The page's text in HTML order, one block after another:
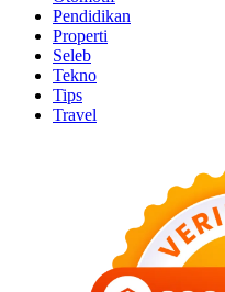
Pendidikan
Properti
Seleb
Tekno
Tips
Travel